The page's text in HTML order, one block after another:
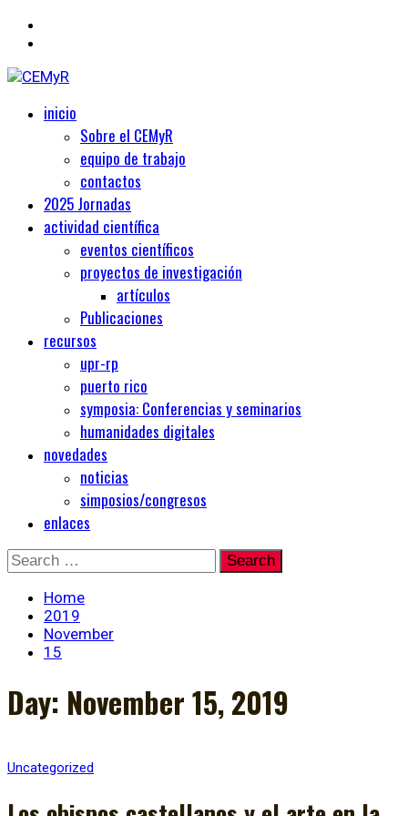
CEMyR
Centro de Estudios Medievales y Renacentistas
Primaryinicio
Sobre el CEMyR
equipo de trabajo
contactos
2025 Jornadas
actividad científica
eventos científicos
proyectos de investigación
artículos
Publicaciones
recursos
upr-rp
puerto rico
symposia: Conferencias y seminarios
humanidades digitales
novedades
noticias
simposios/congresos
enlaces
Skip
to
content
Search
for:
Home
2019
November
15
Day: November 15, 2019
Uncategorized